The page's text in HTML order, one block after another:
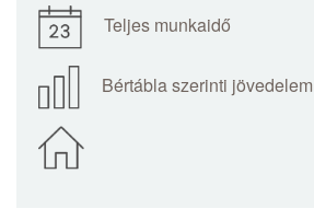
Teljes munkaidő
Bértábla szerinti jövedelem